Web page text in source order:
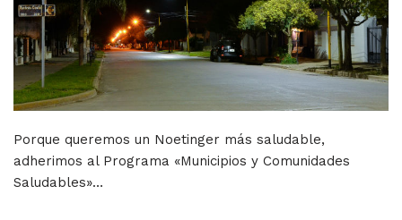
Porque queremos un Noetinger más saludable,
adherimos al Programa «Municipios y Comunidades
Saludables»…